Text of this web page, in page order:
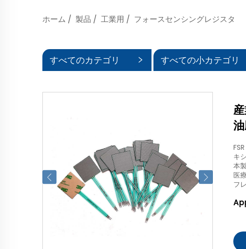
ホーム / 製品 / 工業用 / フォースセンシングレジスタ
すべてのカテゴリ すべての小カテゴリ
キ
本
医
フ